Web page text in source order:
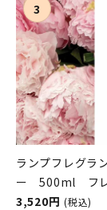
シュレイアンド
ランプフレグラ
ー 500ml フレ
ンプ用オイル
3,520円 (税込)